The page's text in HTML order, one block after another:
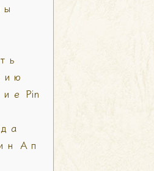
Pin
Ап